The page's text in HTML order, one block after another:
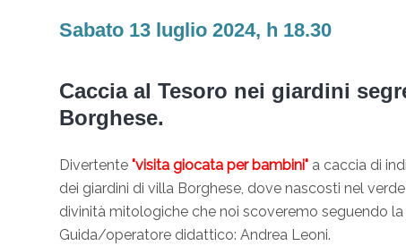
Sabato 13 luglio 2024, h 18.30
Caccia al Tesoro nei giardini
Borghese.
Divertente "visita giocata per bambini" a caccia di
dei giardini di villa Borghese, dove nascosti nel
divinità mitologiche che noi scoveremo seguendo
Guida/operatore didattico: Andrea Leoni.